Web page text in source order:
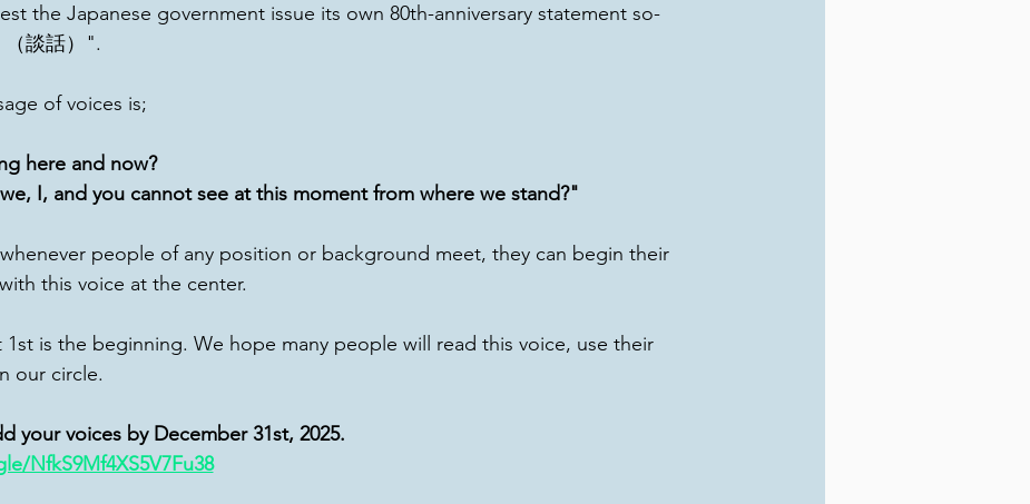
the Japanese government issue its own 80th-anniversary statement so-
（談話）".
of voices is;
here and now?
I, and you cannot see at this moment from where we stand?"
people of any position or background meet, they can begin their
this voice at the center.
1st is the beginning. We hope many people will read this voice, use their
our circle.
your voices by December 31st, 2025.
NfkS9Mf4XS5V7Fu38